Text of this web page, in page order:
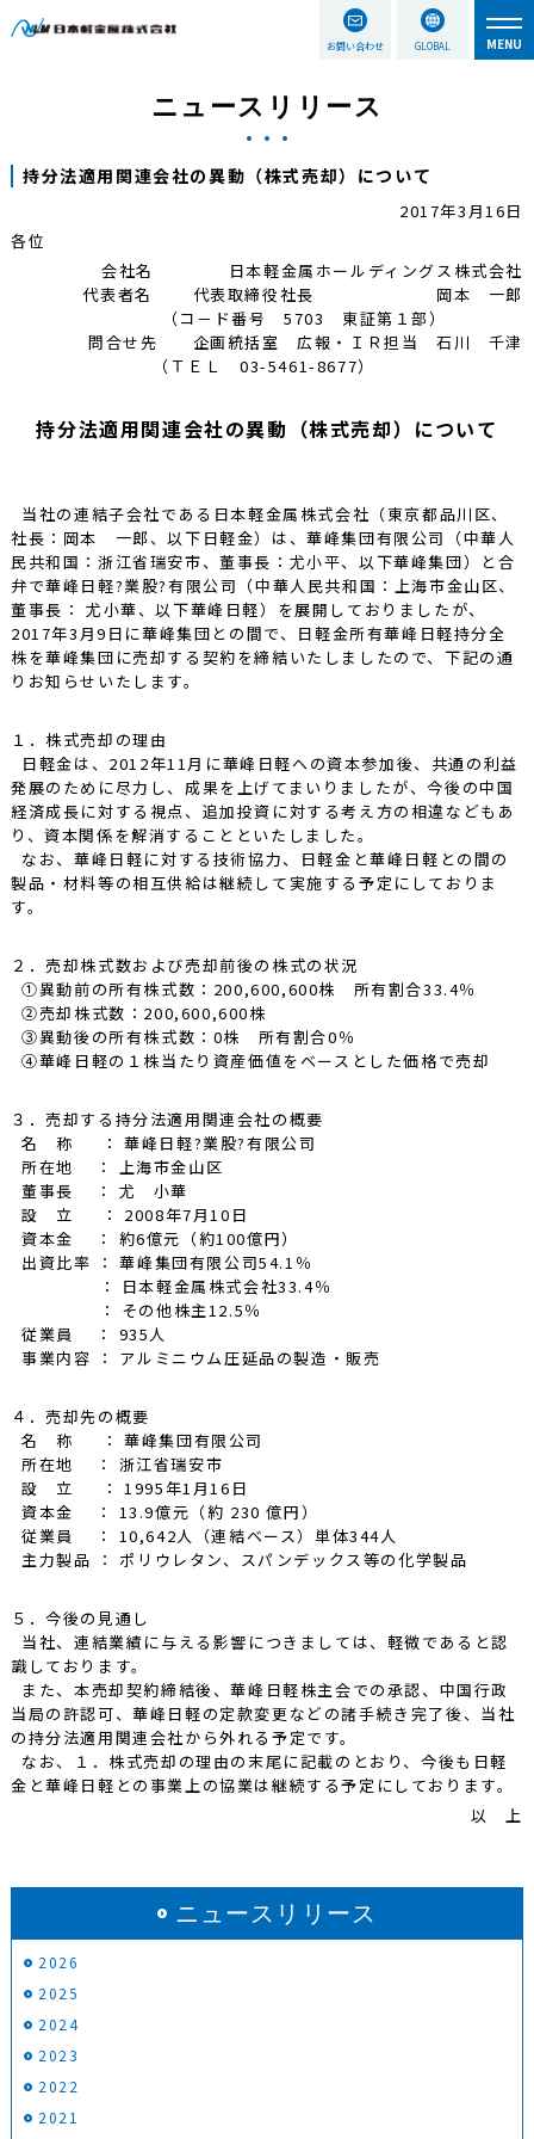
お問い合わせ GLOBAL
ニュースリリース
持分法適用関連会社の異動（株式売却）について
2017年3月16日
各位
会社名 日本軽金属ホールディングス株式会社
代表者名 代表取締役社長 岡本 一郎
（コ－ド番号 5703 東証第１部）
問合せ先 企画統括室 広報・ＩＲ担当 石川 千津
（ＴＥＬ 03-5461-8677）
持分法適用関連会社の異動（株式売却）について
当社の連結子会社である日本軽金属株式会社（東京都品川区、
社長：岡本 一郎、以下日軽金）は、華峰集団有限公司（中華人
民共和国：浙江省瑞安市、董事長：尤小平、以下華峰集団）と合
弁で華峰日軽?業股?有限公司（中華人民共和国：上海市金山区、
董事長： 尤小華、以下華峰日軽）を展開しておりましたが、
2017年3月9日に華峰集団との間で、日軽金所有華峰日軽持分全
株を華峰集団に売却する契約を締結いたしましたので、下記の通
りお知らせいたします。
１．株式売却の理由
日軽金は、2012年11月に華峰日軽への資本参加後、共通の利益
発展のために尽力し、成果を上げてまいりましたが、今後の中国
経済成長に対する視点、追加投資に対する考え方の相違などもあ
り、資本関係を解消することといたしました。
なお、華峰日軽に対する技術協力、日軽金と華峰日軽との間の
製品・材料等の相互供給は継続して実施する予定にしておりま
す。
２．売却株式数および売却前後の株式の状況
①異動前の所有株式数：200,600,600株 所有割合33.4％
②売却株式数：200,600,600株
③異動後の所有株式数：0株 所有割合0％
④華峰日軽の１株当たり資産価値をベースとした価格で売却
３．売却する持分法適用関連会社の概要
名 称 ： 華峰日軽?業股?有限公司
所在地 ： 上海市金山区
董事長 ： 尤 小華
設 立 ： 2008年7月10日
資本金 ： 約6億元（約100億円）
出資比率 ： 華峰集団有限公司54.1％
： 日本軽金属株式会社33.4％
： その他株主12.5％
従業員 ： 935人
事業内容 ： アルミニウム圧延品の製造・販売
４．売却先の概要
名 称 ： 華峰集団有限公司
所在地 ： 浙江省瑞安市
設 立 ： 1995年1月16日
資本金 ： 13.9億元（約 230 億円）
従業員 ： 10,642人（連結ベース）単体344人
主力製品 ： ポリウレタン、スパンデックス等の化学製品
５．今後の見通し
当社、連結業績に与える影響につきましては、軽微であると認
識しております。
また、本売却契約締結後、華峰日軽株主会での承認、中国行政
当局の許認可、華峰日軽の定款変更などの諸手続き完了後、当社
の持分法適用関連会社から外れる予定です。
なお、１．株式売却の理由の末尾に記載のとおり、今後も日軽
金と華峰日軽との事業上の協業は継続する予定にしております。
以 上
ニュースリリース
2026
2025
2024
2023
2022
2021